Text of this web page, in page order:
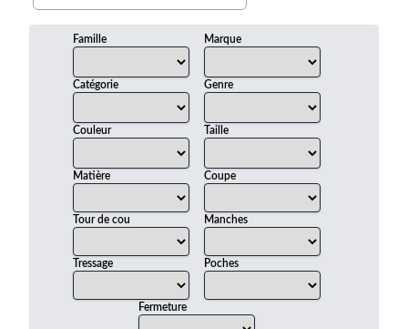
Famille Marque
Catégorie Genre
Couleur Taille
Matière Coupe
Tour de cou Manches
Tressage Poches
Fermeture